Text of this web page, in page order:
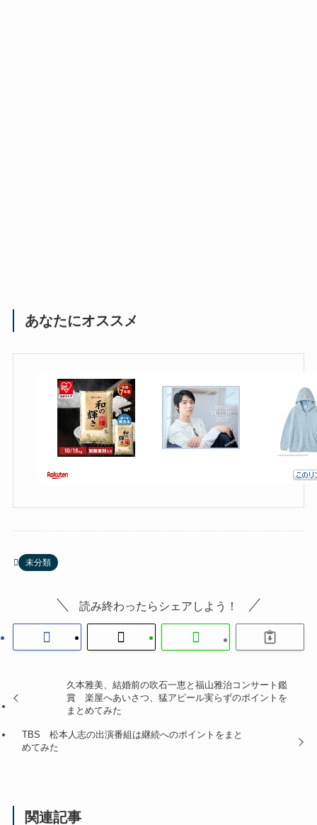
あなたにオススメ
未分類
読み終わったらシェアしよう！
久本雅美、結婚前の吹石一恵と福山雅治コンサート鑑
賞 楽屋へあいさつ、猛アピール実らずのポイントを
まとめてみた
TBS 松本人志の出演番組は継続へのポイントをまと
めてみた
関連記事